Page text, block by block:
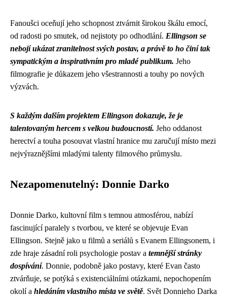
Fanoušci oceňují jeho schopnost ztvárnit širokou škálu emocí,
od radosti po smutek, od nejistoty po odhodlání. Ellingson se
nebojí ukázat zranitelnost svých postav, a právě to ho činí tak
sympatickým a inspirativním pro mladé publikum. Jeho
filmografie je důkazem jeho všestrannosti a touhy po nových
výzvách.
S každým dalším projektem Ellingson dokazuje, že je
talentovaným hercem s velkou budoucností. Jeho oddanost
herectví a touha posouvat vlastní hranice mu zaručují místo mezi
nejvýraznějšími mladými talenty filmového průmyslu.
Nezapomenutelný: Donnie Darko
Donnie Darko, kultovní film s temnou atmosférou, nabízí
fascinující paralely s tvorbou, ve které se objevuje Evan
Ellingson. Stejně jako u filmů a seriálů s Evanem Ellingsonem, i
zde hraje zásadní roli psychologie postav a temnější stránky
dospívání. Donnie, podobně jako postavy, které Evan často
ztvárňuje, se potýká s existenciálními otázkami, nepochopením
okolí a hledáním vlastního místa ve světě. Svět Donnieho Darka